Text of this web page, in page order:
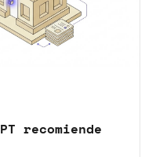
recomiende